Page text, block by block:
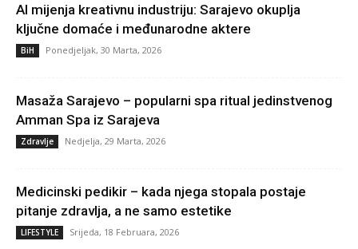
AI mijenja kreativnu industriju: Sarajevo okuplja
ključne domaće i međunarodne aktere
BiH Ponedjeljak, 30 Marta, 2026
Masaža Sarajevo – popularni spa ritual jedinstvenog
Amman Spa iz Sarajeva
Zdravlje Nedjelja, 29 Marta, 2026
Medicinski pedikir – kada njega stopala postaje
pitanje zdravlja, a ne samo estetike
LIFESTYLE Srijeda, 18 Februara, 2026